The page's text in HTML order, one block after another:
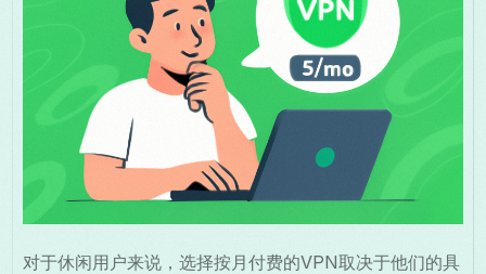
对于休闲用户来说，选择按月付费的VPN取决于他们的具